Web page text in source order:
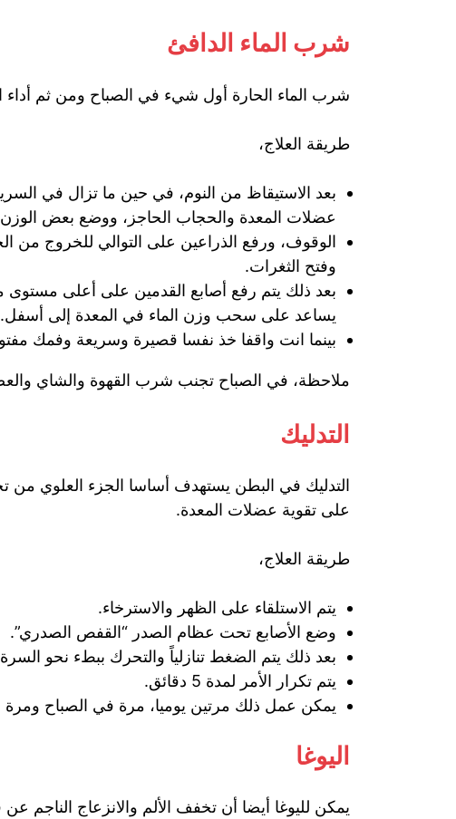
شرب الماء الدافئ
شرب الماء الحارة أول شيء في الصباح ومن ثم
طريقة العلاج،
بعد الاستيقاظ من النوم، في حين ما تزال في
عضلات المعدة والحجاب الحاجز، ووضع بعض
الوقوف، ورفع الذراعين على التوالي للخروج من
وفتح الثغرات.
بعد ذلك يتم رفع أصابع القدمين على أعلى
يساعد على سحب وزن الماء في المعدة إلى أسفل.
بينما انت واقفا خذ نفسا قصيرة وسريعة وفمك مفتوحا لمدة 15 ثانية تهافت لتساعد على شد الحجاب
ملاحظة، في الصباح تجنب شرب القهوة والشاي
التدليك
التدليك في البطن يستهدف أساسا الجزء العلوي
على تقوية عضلات المعدة.
طريقة العلاج،
يتم الاستلقاء على الظهر والاسترخاء.
وضع الأصابع تحت عظام الصدر “القفص الصدري”.
بعد ذلك يتم الضغط تنازلياً والتحرك ببطء نحو
يتم تكرار الأمر لمدة 5 دقائق.
يمكن عمل ذلك مرتين يوميا، مرة في الصباح ومرة
اليوغا
يمكن لليوغا أيضا أن تخفف الألم والانزعاج